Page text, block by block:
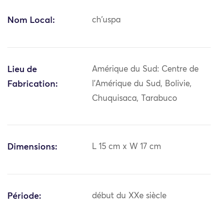
Nom Local: ch'uspa
Lieu de
Fabrication:
Amérique du Sud: Centre de
l'Amérique du Sud, Bolivie,
Chuquisaca, Tarabuco
Dimensions: L 15 cm x W 17 cm
Période: début du XXe siècle